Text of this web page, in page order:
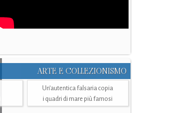
ARTE E COLLEZIONISMO
Un’autentica falsaria copia
i quadri di mare più famosi